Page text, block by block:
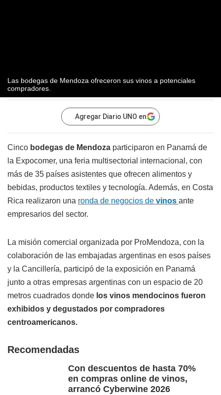
Las bodegas de Mendoza ofreceron sus vinos a potenciales
compradores.
Agregar Diario UNO en
Cinco bodegas de Mendoza participaron en Panamá de
la Expocomer, una feria multisectorial internacional, con
más de 35 países asistentes que ofrecen alimentos y
bebidas, productos textiles y tecnología. Además, en Costa
Rica realizaron una ronda de negocios de vinos ante
empresarios del sector.
La misión comercial organizada por ProMendoza, con la
colaboración de las embajadas argentinas en esos países
y la Cancillería, participó de la exposición en Panamá
junto a otras empresas argentinas con un espacio de 20
metros cuadrados donde los vinos mendocinos fueron
exhibidos y degustados por compradores
centroamericanos.
Recomendadas
Con descuentos de hasta 70%
en compras online de vinos,
arrancó Cyberwine 2026